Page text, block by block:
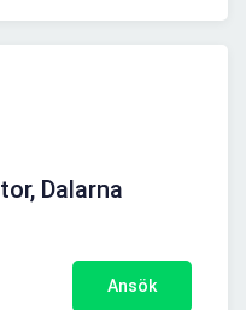
Dalarna
Ansök